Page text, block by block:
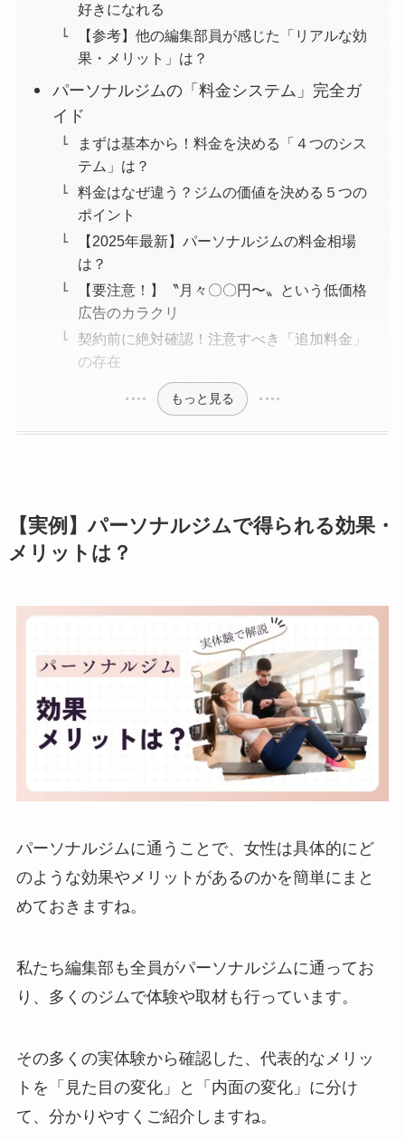
好きになれる
【参考】他の編集部員が感じた「リアルな効
果・メリット」は？
パーソナルジムの「料金システム」完全ガ
イド
まずは基本から！料金を決める「４つのシス
テム」は？
料金はなぜ違う？ジムの価値を決める５つの
ポイント
【2025年最新】パーソナルジムの料金相場
は？
【要注意！】〝月々〇〇円〜〟という低価格
広告のカラクリ
契約前に絶対確認！注意すべき「追加料金」
の存在
もっと見る
【実例】パーソナルジムで得られる効果・
メリットは？
パーソナルジムに通うことで、女性は具体的にど
のような効果やメリットがあるのかを簡単にまと
めておきますね。
私たち編集部も全員がパーソナルジムに通ってお
り、多くのジムで体験や取材も行っています。
その多くの実体験から確認した、代表的なメリッ
トを「見た目の変化」と「内面の変化」に分け
て、分かりやすくご紹介しますね。